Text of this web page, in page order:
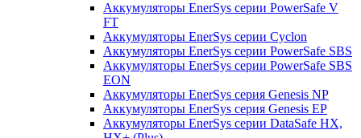
Аккумуляторы EnerSys серии PowerSafe V
FT
Аккумуляторы EnerSys серии Cyclon
Аккумуляторы EnerSys серии PowerSafe SBS
Аккумуляторы EnerSys серии PowerSafe SBS
EON
Аккумуляторы EnerSys серия Genesis NP
Аккумуляторы EnerSys серия Genesis EP
Аккумуляторы EnerSys серии DataSafe HX,